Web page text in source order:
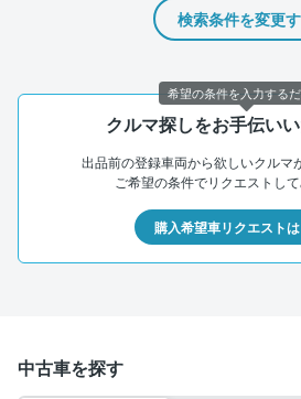
検索条件を変更
クルマ探しをお手伝いい
出品前の登録車両から欲しいクルマ
ご希望の条件でリクエストして
購入希望車リクエスト
中古車を探す
希望の条件を入力するだ